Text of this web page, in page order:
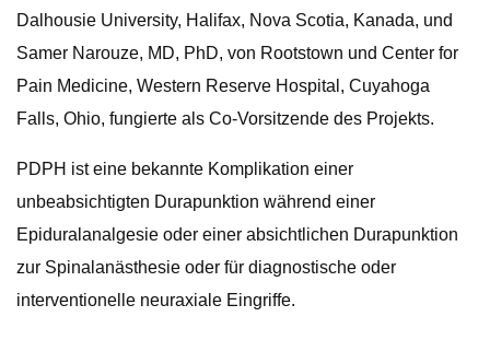
Dalhousie University, Halifax, Nova Scotia, Kanada, und
Samer Narouze, MD, PhD, von Rootstown und Center for
Pain Medicine, Western Reserve Hospital, Cuyahoga
Falls, Ohio, fungierte als Co-Vorsitzende des Projekts.
PDPH ist eine bekannte Komplikation einer
unbeabsichtigten Durapunktion während einer
Epiduralanalgesie oder einer absichtlichen Durapunktion
zur Spinalanästhesie oder für diagnostische oder
interventionelle neuraxiale Eingriffe.